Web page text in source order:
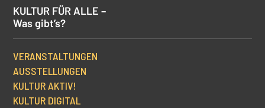
KULTUR FÜR ALLE –
Was gibt’s?
VERANSTALTUNGEN
AUSSTELLUNGEN
KULTUR AKTIV!
KULTUR DIGITAL